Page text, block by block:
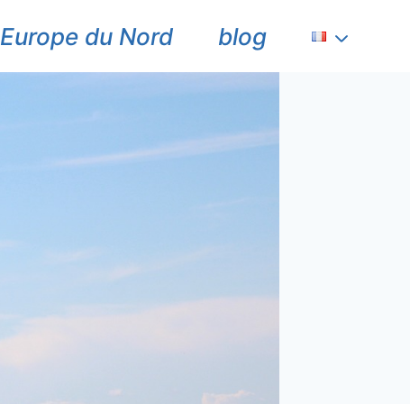
Europe du Nord blog